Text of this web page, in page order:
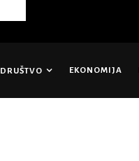
DRUŠTVO EKONOMIJA